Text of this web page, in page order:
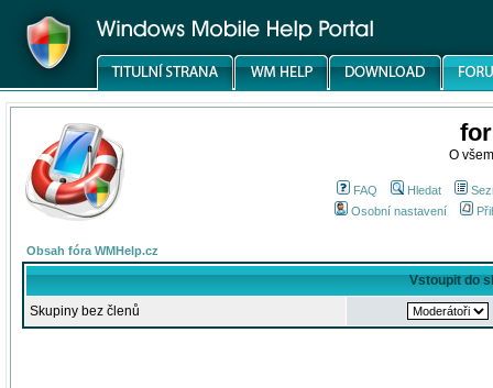
O
FAQ Hledat
Osobní nastavení
Obsah fóra WMHelp.cz
Vstoupit do
Skupiny bez členů